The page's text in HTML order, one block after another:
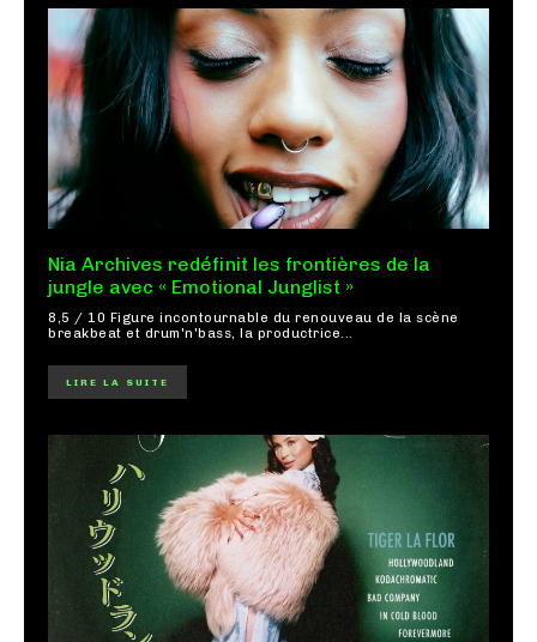
Nia Archives redéfinit les frontières de la
jungle avec « Emotional Junglist »
8,5 / 10 Figure incontournable du renouveau de la scène
breakbeat et drum'n'bass, la productrice...
LIRE LA SUITE